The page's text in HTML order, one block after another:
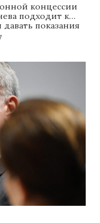
концессии
подходит к
показания
премьер-
экономики
что
15 мая Юрие